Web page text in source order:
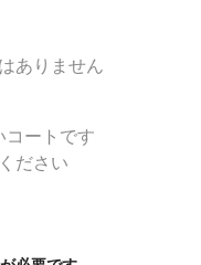
ありません
コートです
ださい